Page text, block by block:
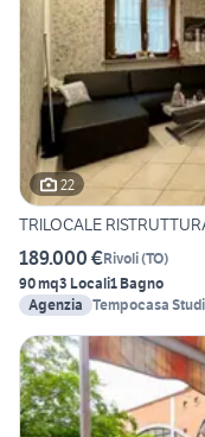
22
TRILOCALE
189.000 €Rivoli(TO)
90 mq3 Locali1 Bagno
Agenzia Tempocasa